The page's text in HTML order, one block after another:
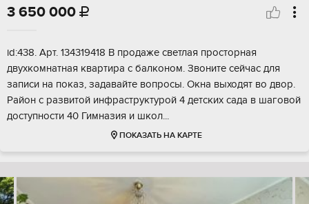
3 650 000 
id:438. Арт. 134319418 В продаже светлая просторная
двухкомнатная квартира с балконом. Звоните сейчас для
записи на показ, задавайте вопросы. Окна выходят во двор.
Район с развитой инфраструктурой 4 детских сада в шаговой
доступности 40 Гимназия и школ...
ПОКАЗАТЬ НА КАРТЕ